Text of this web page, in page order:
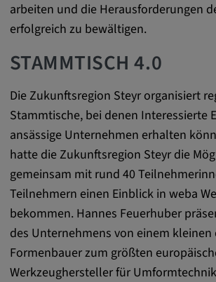
arbeiten und die Herausforderungen
erfolgreich zu bewältigen.
STAMMTISCH 4.0
Die Zukunftsregion Steyr organisiert
Stammtische, bei denen Interessierte
ansässige Unternehmen erhalten
hatte die Zukunftsregion Steyr die
gemeinsam mit rund 40
Teilnehmern einen Einblick in weba
bekommen. Hannes Feuerhuber
des Unternehmens von einem
Formenbauer zum größten
Werkzeughersteller für
Vimeo
Matterport
Name:
_mkto_trk, singular_device_id,
_gcl_au, FPAU, _rdt_uuid,
_vis_opt_exp_124_combi,
_vis_opt_exp_140_combi,
_uetvid, ajs_anonymous_id,
_vwo_uuid_v2, _ga,
_cfuvid,
apple_analytics, _clck,
Anbieter:
matterport.com